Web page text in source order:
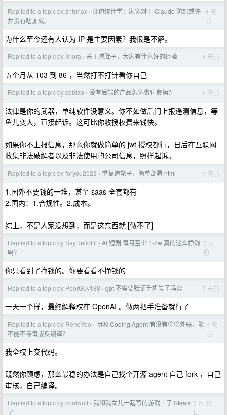
Replied to a topic by zhhmax › 身边统计学：家宽对于 Claude 防封或许
并没有啥加成。
4 天
前
为什么至今还有人认为 IP 是主要因素？我很是不解。
Replied to a topic by linora › 关于减肚子，大家有什么好的经验 4 天前
五个月从 103 到 86 ，当然打不打针看你自己
Replied to a topic by cobiao › 没有后端的产品怎么做付费墙？ 6 天前
法律是你的武器，单纯软件没意义。你不如做后门上报遥测信息，等
鱼儿变大，直接起诉。这可比你收授权费来钱快。
如果你不上报信息，那么你就做简单的 jwt 授权都行，日后在互联网
收集非法破解者以及非法使用的公司信息，照样起诉。
Replied to a topic by foryou2023 › 重复造轮子，简单部署 html 6 天前
1.国外不要钱的一堆，甚至 saas 全套都有
2.国内：1.合规性。2.成本。
综上，不是人家没想到，而是这东西就 [做不了]
Replied to a topic by SayHelloHi › AI 短剧 每月至少 1-2w 真的这么挣钱
吗？
7 天
前
你只看到了挣钱的。你要看看不挣钱的
Replied to a topic by PoorGuy188 › gpt 不需要验证手机号了吗👏 7 天前
一天一个样，最终解释权在 OpenAI 。做两把手准备就行了
Replied to a topic by RenoYoo › 闭源 Coding Agent 有没有偷偷外联，能
不能不靠每版反编译？
8 天
前
我全权上交代码。
既然你顾虑，那么最稳的办法是自己找个开源 agent 自己 fork ，自己
审核，自己编译。
Replied to a topic by coolwulf › 我和我女儿一起写的游戏上了 Steam
了
7 月 30
日